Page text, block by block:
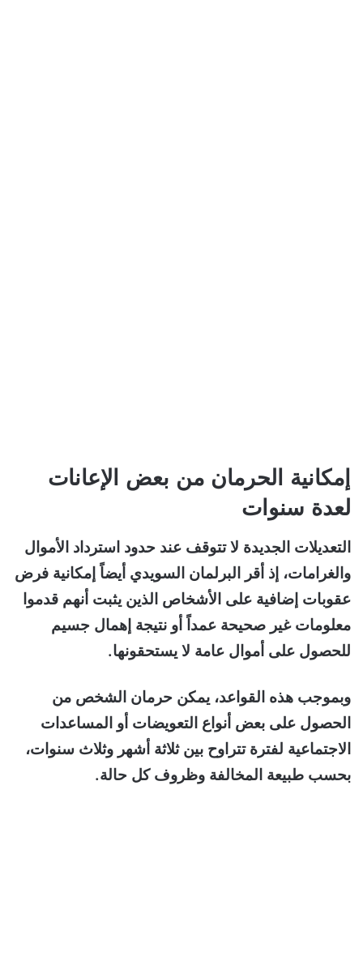
إمكانية الحرمان من بعض الإعانات
لعدة سنوات
التعديلات الجديدة لا تتوقف عند حدود استرداد الأموال
والغرامات، إذ أقر البرلمان السويدي أيضاً إمكانية فرض
عقوبات إضافية على الأشخاص الذين يثبت أنهم قدموا
معلومات غير صحيحة عمداً أو نتيجة إهمال جسيم
للحصول على أموال عامة لا يستحقونها.
وبموجب هذه القواعد، يمكن حرمان الشخص من
الحصول على بعض أنواع التعويضات أو المساعدات
الاجتماعية لفترة تتراوح بين ثلاثة أشهر وثلاث سنوات،
بحسب طبيعة المخالفة وظروف كل حالة.